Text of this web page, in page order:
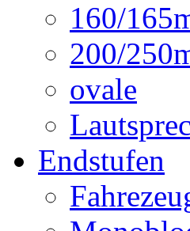
160/
200/
ovale
Endstufen